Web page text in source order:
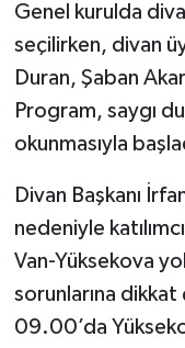
Genel kurulda
seçilirken, divan
Duran, Şaban
Program, saygı
okunmasıyla
Divan Başkanı
nedeniyle
Van-Yüksekova
sorunlarına dikkat
09.00’da
SPOR
TEKNOLOJİ
YAŞAM